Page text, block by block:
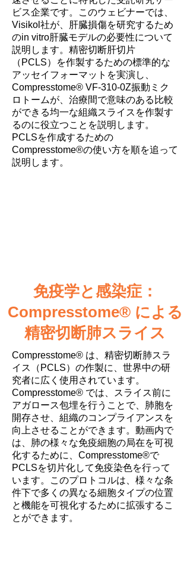
ビス企業です。このウェビナーでは、
Visikol社が、肝臓損傷を研究するため
のin vitro肝臓モデルの必要性について
説明します。精密切断肝切片
（PCLS）を作製するための標準的な
アッセイフォーマットを実演し、
Compresstome® VF-310-0Z振動ミク
ロトームが、治療間で意味のある比較
ができる均一な組織スライスを作製す
るのに役立つことを説明します。
PCLSを作成するための
Compresstome®の使い方を順を追って
説明します。
免疫学と感染症：
Compresstome® による
精密切断肺スライス
Compresstome® は、精密切断肺スラ
イス（PCLS）の作製に、世界中の研
究者に広く使用されています。
Compresstome® では、スライス前に
アガロース包埋を行うことで、肺胞を
開存させ、組織のコンプライアンスを
向上させることができます。動画内で
は、肺の様々な免疫細胞の局在を可視
化するために、Compresstome®で
PCLSを切片化して免疫染色を行って
います。このプロトコルは、様々な条
件下で多くの異なる細胞タイプの位置
と機能を可視化するために拡張するこ
とができます。